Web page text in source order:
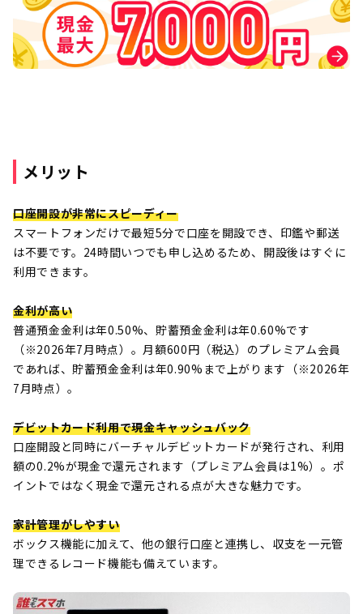
メリット
口座開設が非常にスピーディー
スマートフォンだけで最短5分で口座を開設でき、印鑑や郵送
は不要です。24時間いつでも申し込めるため、開設後はすぐに
利用できます。
金利が高い
普通預金金利は年0.50%、貯蓄預金金利は年0.60%です
（※2026年7月時点）。月額600円（税込）のプレミアム会員
であれば、貯蓄預金金利は年0.90%まで上がります（※2026年
7月時点）。
デビットカード利用で現金キャッシュバック
口座開設と同時にバーチャルデビットカードが発行され、利用
額の0.2%が現金で還元されます（プレミアム会員は1%）。ポ
イントではなく現金で還元される点が大きな魅力です。
家計管理がしやすい
ボックス機能に加えて、他の銀行口座と連携し、収支を一元管
理できるレコード機能も備えています。